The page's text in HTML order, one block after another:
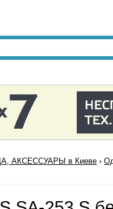
АКСЕССУАРЫ в Киеве ›